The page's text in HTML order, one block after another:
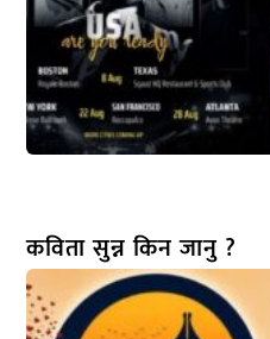
कविता सुन्न किन जानु ?